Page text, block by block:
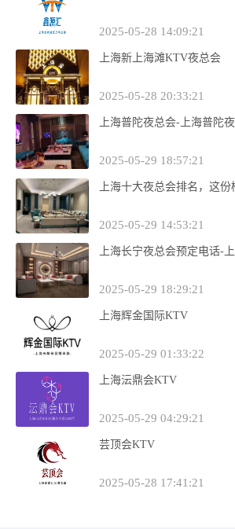
2025-05-28 14:09:21
上海新上海滩KTV夜总会
2025-05-28 20:33:21
上海普陀夜总会-上海普陀
2025-05-29 18:57:21
上海十大夜总会排名，这
2025-05-29 14:53:21
上海长宁夜总会预定电话-
2025-05-29 18:29:21
上海辉金国际KTV
2025-05-29 01:33:22
上海沄鼎会KTV
2025-05-29 04:29:21
芸顶会KTV
2025-05-28 17:41:21